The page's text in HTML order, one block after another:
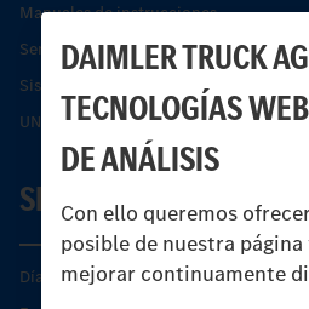
DAIMLER TRUCK
TECNOLOGÍAS
DE ANÁLISIS
Con ello queremos
posible de nuestra
mejorar continuamente
Manuales de instrucciones
Servicios financieros
Sistemas de asistencia de seguridad
UNI-TOUCH®
SERVICIO
Días de Servicio del Unimog